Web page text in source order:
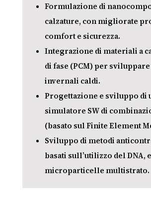
Formulazione di
calzature, con migliorate
comfort e sicurezza.
Integrazione di materiali a
di fase (PCM) per
invernali caldi.
Progettazione e sviluppo di
simulatore SW di
(basato sul Finite Element
Sviluppo di metodi
basati sull’utilizzo del DNA,
microparticelle multistrato.